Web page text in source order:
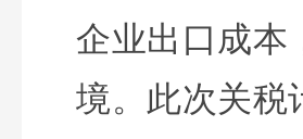
企业出口成本
境。此次关税